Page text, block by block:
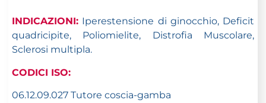
INDICAZIONI: Iperestensione di ginocchio, Deficit
quadricipite, Poliomielite, Distrofia Muscolare,
Sclerosi multipla.
CODICI ISO:
06.12.09.027 Tutore coscia-gamba